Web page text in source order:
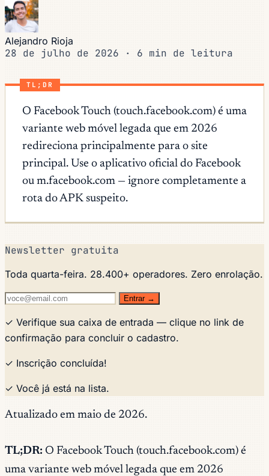
Alejandro Rioja
28 de julho de 2026 · 6 min de leitura
TL;DR
O Facebook Touch (touch.facebook.com) é uma
variante web móvel legada que em 2026
redireciona principalmente para o site
principal. Use o aplicativo oficial do Facebook
ou m.facebook.com — ignore completamente a
rota do APK suspeito.
Newsletter gratuita
Toda quarta-feira. 28.400+ operadores. Zero enrolação.
Entrar →
✓ Verifique sua caixa de entrada — clique no link de
confirmação para concluir o cadastro.
✓ Inscrição concluída!
✓ Você já está na lista.
Atualizado em maio de 2026.
TL;DR: O Facebook Touch (touch.facebook.com) é
uma variante web móvel legada que em 2026